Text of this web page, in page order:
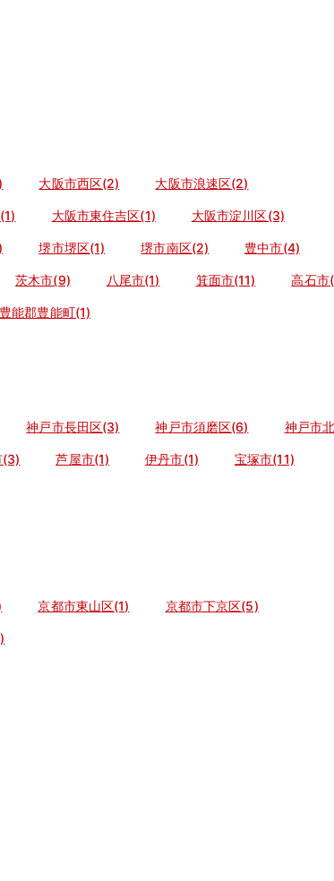
大阪市西区(2) 大阪市浪速区(2)
大阪市東住吉区(1) 大阪市淀川区(3)
堺市堺区(1) 堺市南区(2) 豊中市(4)
茨木市(9) 八尾市(1) 箕面市(11) 高石市
豊能郡豊能町(1)
神戸市長田区(3) 神戸市須磨区(6) 神戸市
(3) 芦屋市(1) 伊丹市(1) 宝塚市(11)
京都市東山区(1) 京都市下京区(5)